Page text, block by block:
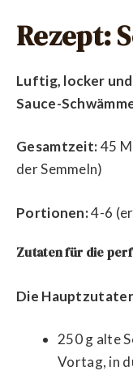
Rezept:
Luftig, locker
Sauce-
Gesamtzeit:45
der Semmeln)
Portionen:4-6
Zutaten für die
Die
250 g alte
Vortag, in